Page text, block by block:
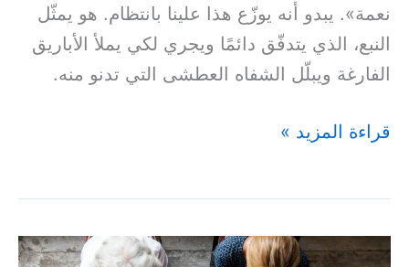
نعمة». يبدو أنه يوزّع هذا علينا بانتظام. هو يمثّل
النبع، الذي يتدفّق دائمًا ويجري لكي يملأ الأباريق
الفارغة ويبلّل الشفاه العطشى التي تدنو منه.
قراءة المزيد »
تُحِبُّ